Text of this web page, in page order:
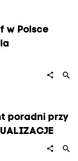
w Polsce
share search
poradni przy
share search